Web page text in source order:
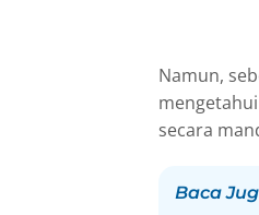
Namun,
secara
Baca